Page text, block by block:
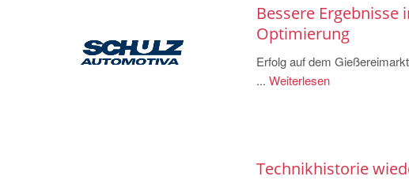
Bessere
Optimierung
Erfolg auf dem
... Weiterlesen
Technikhistorie